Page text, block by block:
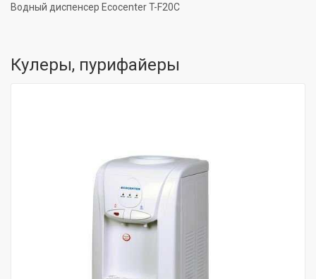
Водный диспенсер Ecocenter T-F20C
Кулеры, пурифайеры